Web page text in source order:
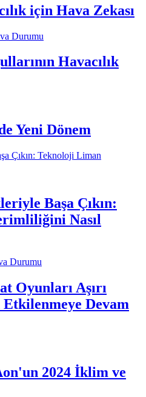
için Hava Zekası
Durumu
Havacılık
Yeni Dönem
Başa Çıkın:
Nasıl
Durumu
Oyunları Aşırı
Devam
2024 İklim ve